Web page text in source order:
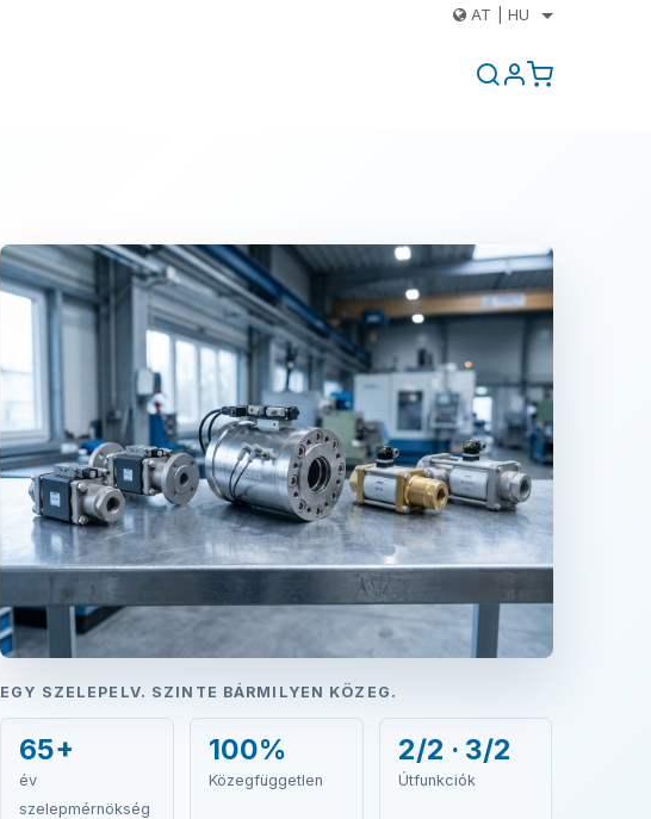
AT HU
EGY SZELEPELV. SZINTE BÁRMILYEN KÖZEG.
65+
év
szelepmérnökség
100%
Közegfüggetlen
2/2 · 3/2
Útfunkciók